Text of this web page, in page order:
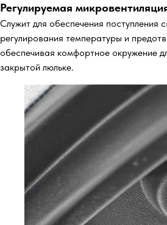
Регулируемая
Служит для обеспечения поступления
регулирования температуры и
обеспечивая комфортное окружение
закрытой люльке.